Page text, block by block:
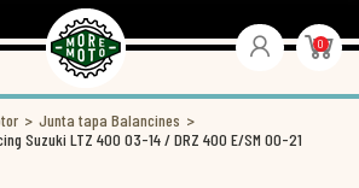
0
Junta tapa Balancines
Suzuki LTZ 400 03-14 / DRZ 400 E/SM 00-21